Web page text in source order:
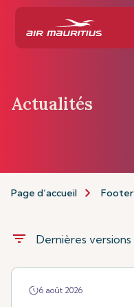
Actualités
Page d’accueil Footer
filter_list Dernières versions
6 août 2026